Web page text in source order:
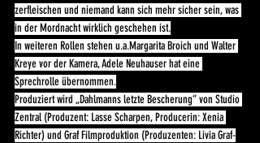
zerfleischen und niemand kann sich mehr sicher sein, was
in der Mordnacht wirklich geschehen ist.
In weiteren Rollen stehen u.a.Margarita Broich und Walter
Kreye vor der Kamera, Adele Neuhauser hat eine
Sprechrolle übernommen.
Produziert wird „Dahlmanns letzte Bescherung“ von Studio
Zentral (Produzent: Lasse Scharpen, Producerin: Xenia
Richter) und Graf Filmproduktion (Produzenten: Livia Graf-